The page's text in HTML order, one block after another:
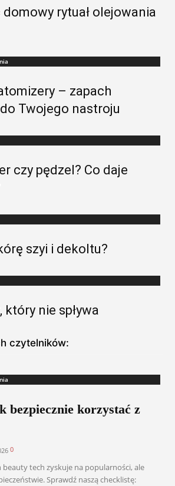
rytuał olejowania
– zapach
Twojego nastroju
czy pędzel? Co daje
szyi i dekoltu?
który nie spływa
czytelników:
bezpiecznie korzystać z
0
beauty tech zyskuje na popularności, ale
Sprawdź naszą checklistę: